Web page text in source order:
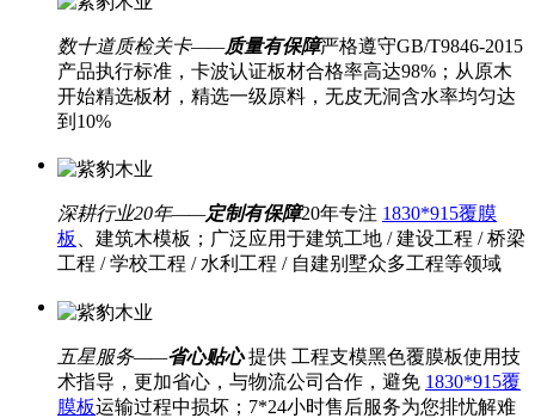
数十道质检关卡——质量有保障严格遵守GB/T9846-2015
产品执行标准，卡波认证板材合格率高达98%；从原木
开始精选板材，精选一级原料，无皮无洞含水率均匀达
到10%
深耕行业20年——定制有保障20年专注 1830*915覆膜
板
、建筑木模板；广泛应用于建筑工地 / 建设工程 / 桥梁
工程 / 学校工程 / 水利工程 / 自建别墅众多工程等领域
五星服务——省心贴心 提供 工程支模黑色覆膜板使用技
术指导，更加省心，与物流公司合作，避免 1830*915覆
膜板运输过程中损坏；7*24小时售后服务为您排忧解难